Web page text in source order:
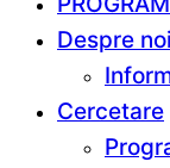
Despre noi
Cercetare